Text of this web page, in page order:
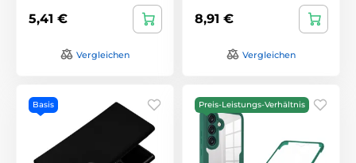
5,41 €
Vergleichen
8,91 €
Vergleichen
Basis Preis-Leistungs-Verhältnis